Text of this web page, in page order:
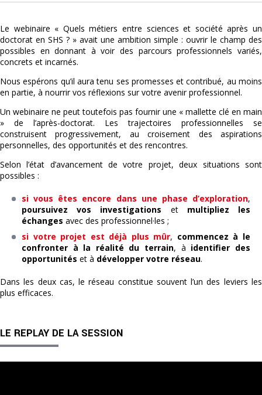
Le webinaire « Quels métiers entre sciences et société après un
doctorat en SHS ? » avait une ambition simple : ouvrir le champ des
possibles en donnant à voir des parcours professionnels variés,
concrets et incarnés.
Nous espérons qu’il aura tenu ses promesses et contribué, au moins
en partie, à nourrir vos réflexions sur votre avenir professionnel.
Un webinaire ne peut toutefois pas fournir une « mallette clé en main
» de l’après-doctorat. Les trajectoires professionnelles se
construisent progressivement, au croisement des aspirations
personnelles, des opportunités et des rencontres.
Selon l’état d’avancement de votre projet, deux situations sont
possibles :
si vous êtes encore dans une phase d’exploration,
poursuivez vos investigations et multipliez les
échanges avec des professionnel·les ;
si votre projet est déjà plus mûr, commencez à le
confronter à la réalité du terrain, à identifier des
opportunités et à développer votre réseau.
Dans les deux cas, le réseau constitue souvent l’un des leviers les
plus efficaces.
LE REPLAY DE LA SESSION